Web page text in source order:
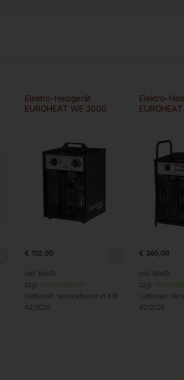
Elektro-Heizgerät
EUROHEAT WE 3000
€ 102,00
inkl. MwSt.
zzgl. Versandkosten
Lieferzeit: Versandbereit in KW
42/2026
Elektro-
€ 360,00
inkl. MwSt.
zzgl.
Lieferzeit:
42/2026